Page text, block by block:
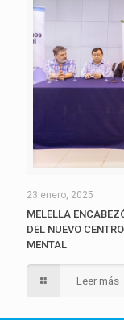
23 enero, 2025
MELELLA
DEL NUEVO
MENTAL
Leer más